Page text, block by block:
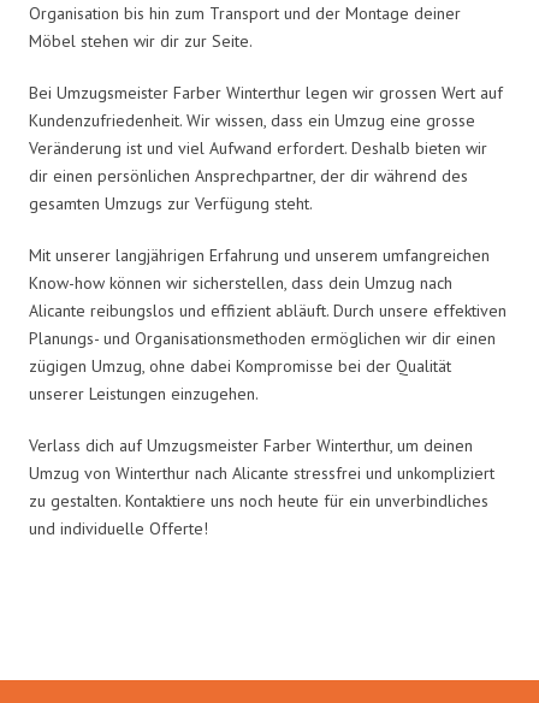
Organisation bis hin zum Transport und der Montage deiner
Möbel stehen wir dir zur Seite.
Bei Umzugsmeister Farber Winterthur legen wir grossen Wert auf
Kundenzufriedenheit. Wir wissen, dass ein Umzug eine grosse
Veränderung ist und viel Aufwand erfordert. Deshalb bieten wir
dir einen persönlichen Ansprechpartner, der dir während des
gesamten Umzugs zur Verfügung steht.
Mit unserer langjährigen Erfahrung und unserem umfangreichen
Know-how können wir sicherstellen, dass dein Umzug nach
Alicante reibungslos und effizient abläuft. Durch unsere effektiven
Planungs- und Organisationsmethoden ermöglichen wir dir einen
zügigen Umzug, ohne dabei Kompromisse bei der Qualität
unserer Leistungen einzugehen.
Verlass dich auf Umzugsmeister Farber Winterthur, um deinen
Umzug von Winterthur nach Alicante stressfrei und unkompliziert
zu gestalten. Kontaktiere uns noch heute für ein unverbindliches
und individuelle Offerte!